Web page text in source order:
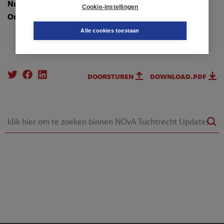
Cookie-instellingen
Alle cookies toestaan
Nummer
: TR-2023-0678
Onderwerpen
doorsturen download.pdf